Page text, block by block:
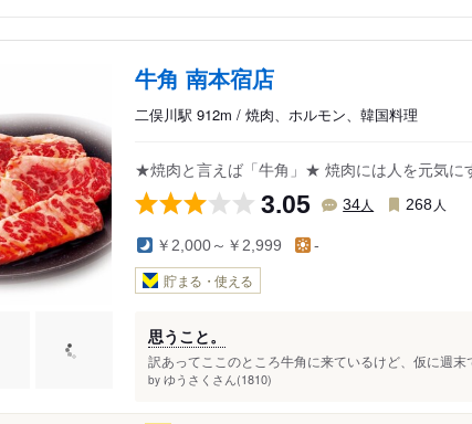
牛角 南本宿店
二俣川駅 912m / 焼肉、ホルモン、韓国料理
★焼肉と言えば「牛角」★ 焼肉には人を元気に
3.05 34人 268 人
￥2,000～￥2,999 -
貯まる・使える
思うこと。
訳あってここのところ牛角に来ているけど、仮に週
by ゆうさくさん(1810)